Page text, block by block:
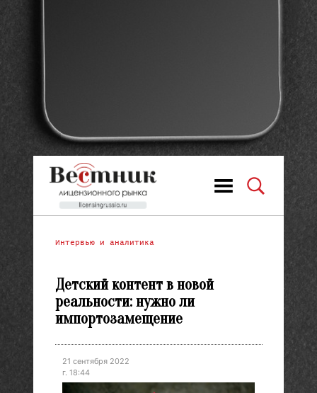
Интервью и аналитика
Детский контент в новой
реальности: нужно ли
импортозамещение
21 сентября 2022
г. 18:44